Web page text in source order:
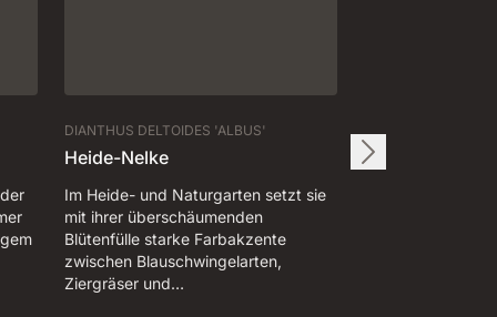
DIANTHUS DELTOIDES 'ALBUS'
Heide-Nelke
Im Heide- und Naturgarten setzt sie
mit ihrer überschäumenden
Blütenfülle starke Farbakzente
zwischen Blauschwingelarten,
Ziergräser und…